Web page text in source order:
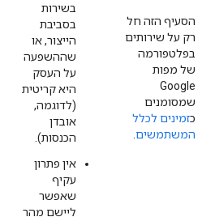
הסעיף הזה חל
רק על שירותים
בפלטפורמה
של מפות
Google
שמסומנים
כזמינים לכלל
המשתמשים
בשירות
בסביבת
הייצור, או
שההשפעה
על העסק
היא קריטית
(לדוגמה,
אובדן
הכנסות).
אין פתרון
עקיף
שאפשר
ליישם מהר